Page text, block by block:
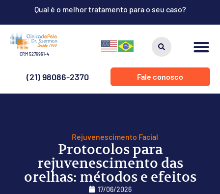
CRM 5276961-4
(21) 98086-2370 Fale conosco
Rejuvenescimento Facial
Protocolos para
rejuvenescimento das
orelhas: métodos e efeitos
17/06/2026
Qual é o melhor tratamento para o seu caso?